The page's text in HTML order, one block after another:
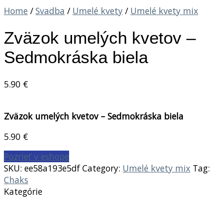
Home / Svadba / Umelé kvety / Umelé kvety mix
Zväzok umelých kvetov –
Sedmokráska biela
5.90 €
Zväzok umelých kvetov – Sedmokráska biela
5.90 €
Pozrieť v eshope
SKU: ee58a193e5df Category: Umelé kvety mix Tag:
Chaks
Kategórie